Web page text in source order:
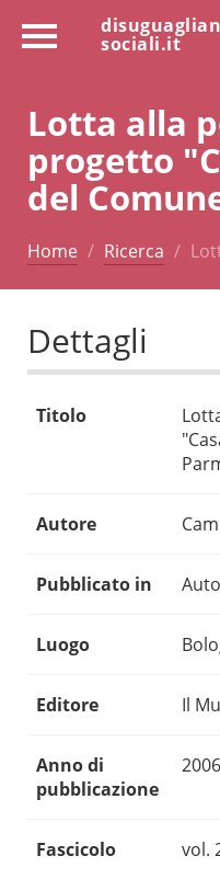
sociali.it
Lotta alla
progetto
del
Home Ricerca
Dettagli
Titolo
Autore
Pubblicato in
Luogo
Editore Il
Anno di
pubblicazione
2006
Fascicolo vol.